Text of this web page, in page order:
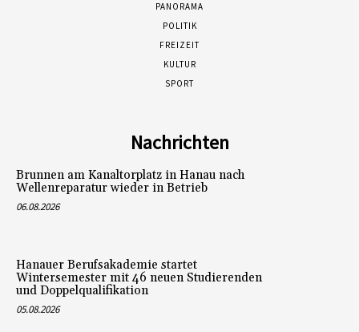
PANORAMA
POLITIK
FREIZEIT
KULTUR
SPORT
Nachrichten
Brunnen am Kanaltorplatz in Hanau nach
Wellenreparatur wieder in Betrieb
06.08.2026
Hanauer Berufsakademie startet
Wintersemester mit 46 neuen Studierenden
und Doppelqualifikation
05.08.2026